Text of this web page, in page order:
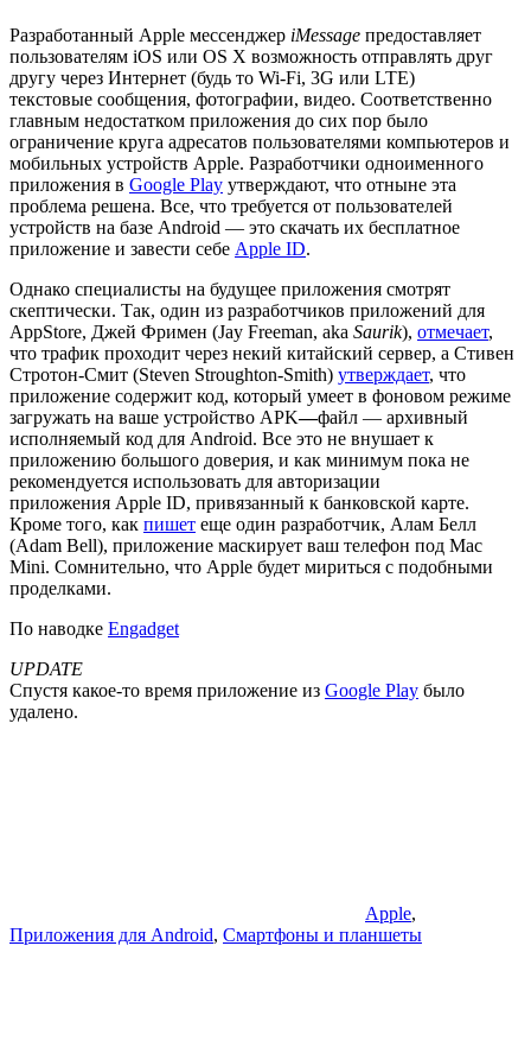
Разработанный Apple мессенджер iMessage предоставляет
пользователям iOS или OS X возможность отправлять друг
другу через Интернет (будь то Wi-Fi, 3G или LTE)
текстовые сообщения, фотографии, видео. Соответственно
главным недостатком приложения до сих пор было
ограничение круга адресатов пользователями компьютеров и
мобильных устройств Apple. Разработчики одноименного
приложения в Google Play утверждают, что отныне эта
проблема решена. Все, что требуется от пользователей
устройств на базе Android — это скачать их бесплатное
приложение и завести себе Apple ID.
Однако специалисты на будущее приложения смотрят
скептически. Так, один из разработчиков приложений для
AppStore, Джей Фримен (Jay Freeman, aka Saurik), отмечает,
что трафик проходит через некий китайский сервер, а Стивен
Стротон-Смит (Steven Stroughton-Smith) утверждает, что
приложение содержит код, который умеет в фоновом режиме
загружать на ваше устройство APK—файл — архивный
исполняемый код для Android. Все это не внушает к
приложению большого доверия, и как минимум пока не
рекомендуется использовать для авторизации
приложения Apple ID, привязанный к банковской карте.
Кроме того, как пишет еще один разработчик, Алам Белл
(Adam Bell), приложение маскирует ваш телефон под Mac
Mini. Сомнительно, что Apple будет мириться с подобными
проделками.
По наводке Engadget
UPDATE
Спустя какое-то время приложение из Google Play было
удалено.
Apple,
Приложения для Android, Смартфоны и планшеты